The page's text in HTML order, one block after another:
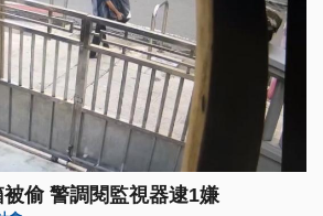
偷 警調閱監視器逮1嫌